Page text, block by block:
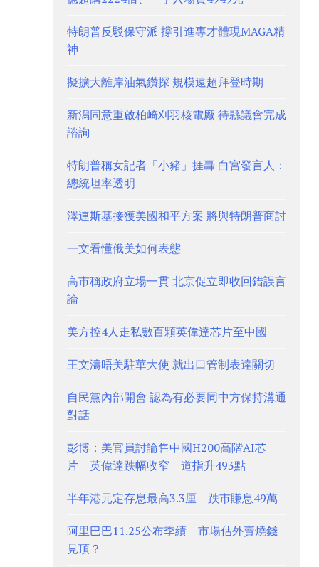
特朗普反駁保守派 撐引進專才體現MAGA精
神
擬擴大離岸油氣鑽探 規模遠超拜登時期
新潟同意重啟柏崎刈羽核電廠 待縣議會完成
諮詢
特朗普稱女記者「小豬」捱轟 白宮發言人：
總統坦率透明
澤連斯基接獲美國和平方案 將與特朗普商討
一文看懂俄美如何表態
高市稱政府立場一貫 北京促立即收回錯誤言
論
美方控4人走私數百顆英偉達芯片至中國
王文濤晤美駐華大使 就出口管制表達關切
自民黨內部開會 認為有必要同中方保持溝通
對話
彭博：美官員討論售中國H200高階AI芯
片 英偉達跌幅收窄 道指升493點
半年港元定存息最高3.3厘 跌市賺息49萬
阿里巴巴11.25公布季績 市場估外賣燒錢
見頂？